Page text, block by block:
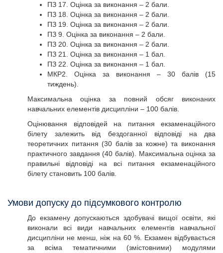
ПЗ 17. Оцінка за виконання – 2 бали.
ПЗ 18. Оцінка за виконання – 2 бали.
ПЗ 19. Оцінка за виконання – 2 бали.
ПЗ 9. Оцінка за виконання – 2 бали.
ПЗ 20. Оцінка за виконання – 2 бали.
ПЗ 21. Оцінка за виконання – 1 бал.
ПЗ 22. Оцінка за виконання – 1 бал.
МКР2. Оцінка за виконання – 30 балів (15
тиждень).
Максимальна оцінка за повний обсяг виконаних
навчальних елементів дисципліни – 100 балів.
Оцінювання відповідей на питання екзаменаційного
білету залежить від бездоганної відповіді на два
теоретичних питання (30 балів за кожне) та виконання
практичного завдання (40 балів). Максимальна оцінка за
правильні відповіді на всі питання екзаменаційного
білету становить 100 балів.
Умови допуску до підсумкового контролю
До екзамену допускаються здобувачі вищої освіти, які
виконали всі види навчальних елементів навчальної
дисципліни не менш, ніж на 60 %. Екзамен відбувається
за всіма тематичними (змістовними) модулями